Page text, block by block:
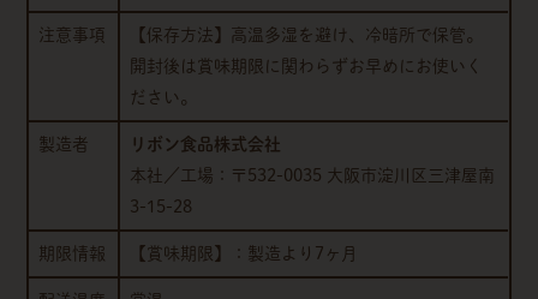
注意事項
【保存方法】高温多湿を避け、冷暗所で保管。
開封後は賞味期限に関わらずお早めにお使いく
ださい。
製造者
リボン食品株式会社
本社／工場：〒532-0035 大阪市淀川区三津屋南
3-15-28
期限情報 【賞味期限】：製造より7ヶ月